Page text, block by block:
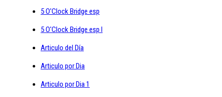
5 O'Clock Bridge esp
5 O'Clock Bridge esp I
Articulo del Día
Articulo por Dia
Articulo por Dia 1